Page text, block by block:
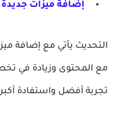
إضافة ميزات جديدة
التحديث يأتي مع إضافة
مع المحتوى وزيادة في
تجربة أفضل واستفادة